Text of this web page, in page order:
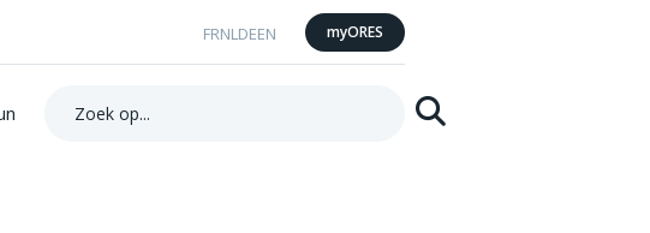
Zoeken
FRNL DEEN myORES